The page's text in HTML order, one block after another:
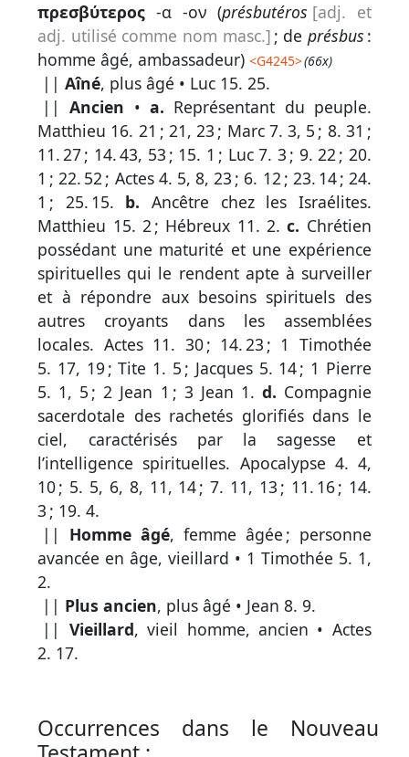
πρεσβύτερος -α -ον (présbutéros [adj. et
adj. utilisé comme nom masc.] ; de présbus :
homme âgé, ambassadeur)<G4245>(66x)
||Aîné, plus âgé • Luc 15. 25.
||Ancien •a. Représentant du peuple.
Matthieu 16. 21 ; 21, 23 ; Marc 7. 3, 5 ; 8. 31 ;
11. 27; 14. 43, 53 ; 15. 1 ; Luc 7. 3 ; 9. 22; 20.
1 ;22. 52; Actes 4. 5, 8, 23 ; 6. 12; 23. 14; 24.
1 ; 25. 15. b.Ancêtre chez les Israélites.
Matthieu 15. 2; Hébreux 11. 2.c. Chrétien
possédant une maturité et une expérience
spirituelles qui le rendent apte à surveiller
et à répondre aux besoins spirituels des
autres croyants dans les assemblées
locales. Actes 11. 30; 14. 23 ; 1 Timothée
5. 17, 19;Tite 1. 5 ; Jacques 5. 14; 1 Pierre
5. 1, 5 ;2 Jean 1 ; 3 Jean 1. d. Compagnie
sacerdotale des rachetés glorifiés dans le
ciel, caractérisés par la sagesse et
l’intelligence spirituelles. Apocalypse 4. 4,
10; 5. 5, 6, 8, 11, 14;7. 11, 13 ; 11. 16; 14.
3 ; 19. 4.
|| Homme âgé, femme âgée ; personne
avancée en âge, vieillard • 1 Timothée 5. 1,
2.
|| Plus ancien, plus âgé • Jean 8. 9.
|| Vieillard, vieil homme, ancien • Actes
2. 17.
Occurrences dans le Nouveau
Recherche
grec
Rechercher
par
code
strong
Rechercher
par
lettre
Rechercher
par
mot
grec
Infos
complémentaires
Abréviations
Termes
non
retenus
référence